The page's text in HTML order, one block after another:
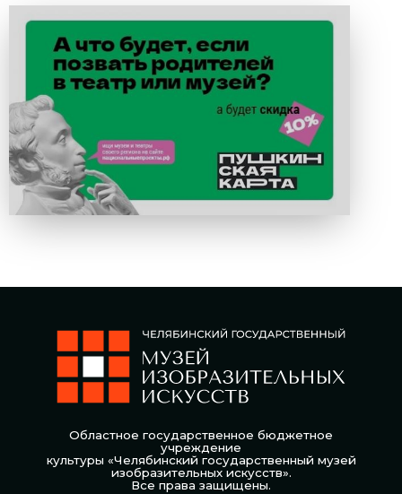
Областное государственное бюджетное
учреждение
культуры «Челябинский государственный музей
изобразительных искусств».
Все права защищены.